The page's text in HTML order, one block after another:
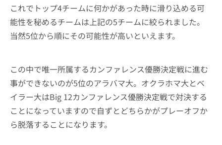
これでトップ4チームに何かがあった時に滑り込める可
能性を秘めるチームは上記の5チームに絞られました。
当然5位から順にその可能性が高いといえます。
この中で唯一所属するカンファレンス優勝決定戦に進む
事ができないのが5位のアラバマ大。オクラホマ大とベ
イラー大はBig 12カンファレンス優勝決定戦で対決する
ことになっていますので自ずとどちらかがプレーオフか
ら脱落することになります。